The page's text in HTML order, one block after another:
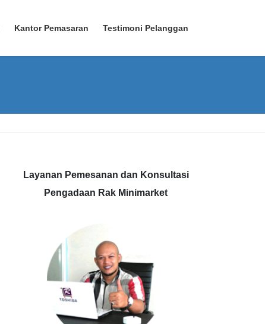
Kantor Pemasaran Testimoni Pelanggan
Layanan Pemesanan dan Konsultasi
Pengadaan Rak Minimarket